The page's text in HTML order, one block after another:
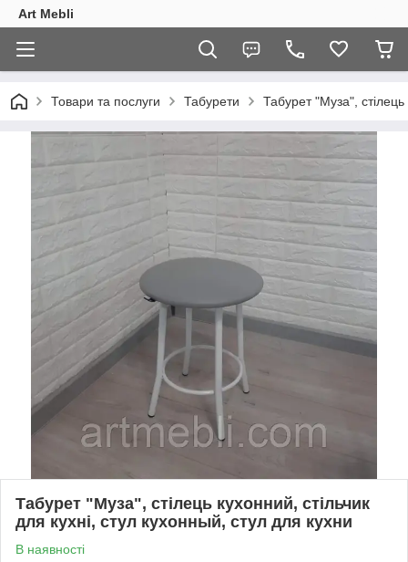
Art Mebli
Товари та послуги Табурети Табурет "Муза", стілець
Табурет "Муза", стілець кухонний, стільчик
для кухні, стул кухонный, стул для кухни
В наявності